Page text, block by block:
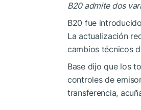
B20 admite dos
B20 fue
La actualización
cambios técnicos
Base dijo que los
controles de
transferencia,